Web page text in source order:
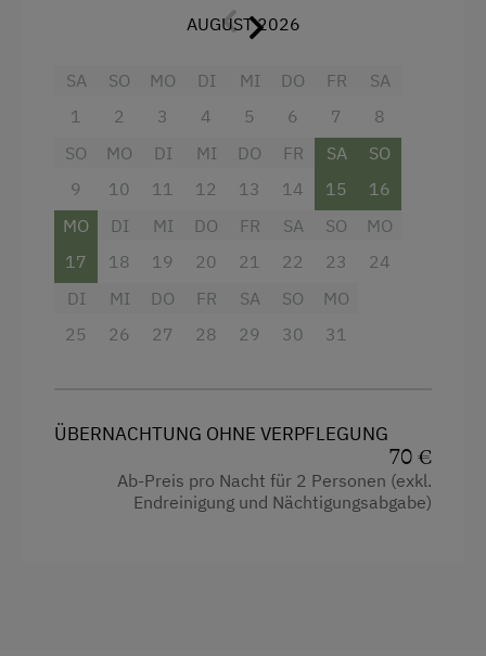
Freizeitaktivitäten am Betrieb und in der
Umgebung
Almausflüge
Almwandern
Bergtouren
Bogenschießen
Eislaufen
Fahrradverleih
Freibad
Radio
Aussicht auf eine Berglandschaft
Backofen
Balkon/Terrasse
Heizung
Kinderbett
AUGUST 2026
SA
1
SO
2
MO
3
DI
4
MI
5
DO
6
FR
7
SA
8
SO
9
MO
10
DI
11
MI
12
DO
13
FR
14
SA
15
SO
16
MO
17
DI
18
MI
19
DO
20
FR
21
SA
22
SO
23
MO
24
DI
25
MI
26
DO
27
FR
28
SA
29
SO
30
MO
31
ÜBERNACHTUNG OHNE VERPFLEGUNG
70 €
Ab-Preis pro Nacht für 2 Personen (exkl.
Endreinigung und Nächtigungsabgabe)